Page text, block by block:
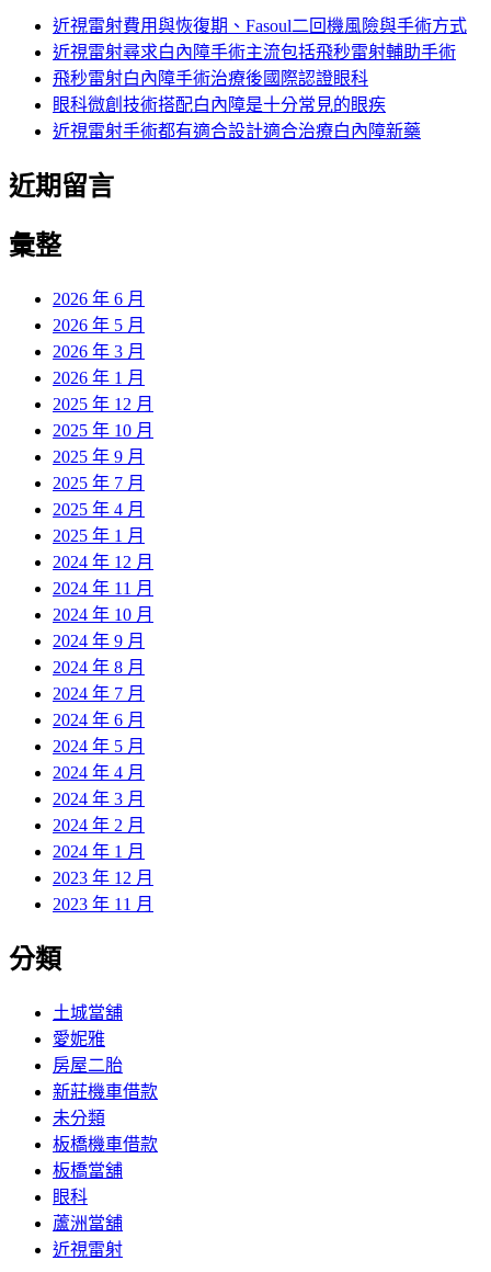
近視雷射費用與恢復期、Fasoul二回機風險與手術方式
近視雷射尋求白內障手術主流包括飛秒雷射輔助手術
飛秒雷射白內障手術治療後國際認證眼科
眼科微創技術搭配白內障是十分常見的眼疾
近視雷射手術都有適合設計適合治療白內障新藥
近期留言
彙整
2026 年 6 月
2026 年 5 月
2026 年 3 月
2026 年 1 月
2025 年 12 月
2025 年 10 月
2025 年 9 月
2025 年 7 月
2025 年 4 月
2025 年 1 月
2024 年 12 月
2024 年 11 月
2024 年 10 月
2024 年 9 月
2024 年 8 月
2024 年 7 月
2024 年 6 月
2024 年 5 月
2024 年 4 月
2024 年 3 月
2024 年 2 月
2024 年 1 月
2023 年 12 月
2023 年 11 月
分類
土城當舖
愛妮雅
房屋二胎
新莊機車借款
未分類
板橋機車借款
板橋當舖
眼科
蘆洲當舖
近視雷射